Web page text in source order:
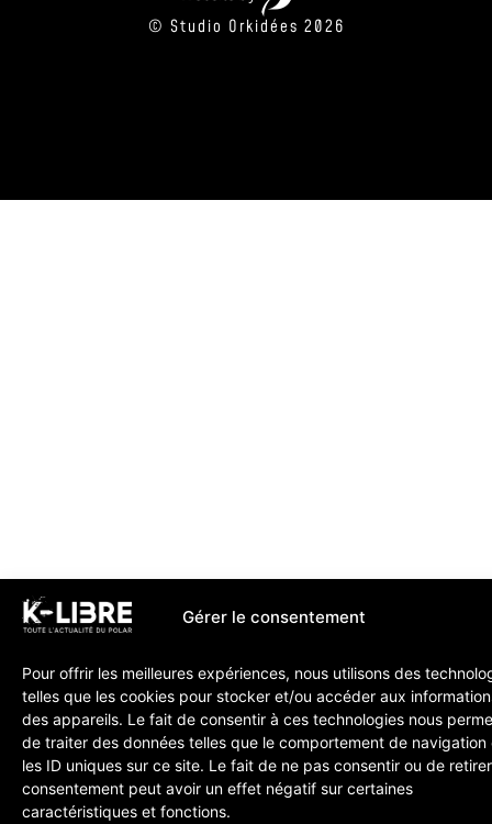
Gérer le consentement
Pour offrir les meilleures expériences, nous utilisons des
telles que les cookies pour stocker et/ou accéder aux
des appareils. Le fait de consentir à ces technologies nous
de traiter des données telles que le comportement de navigation
les ID uniques sur ce site. Le fait de ne pas consentir ou de
consentement peut avoir un effet négatif sur certaines
caractéristiques et fonctions.
© Studio Orkidées 2026